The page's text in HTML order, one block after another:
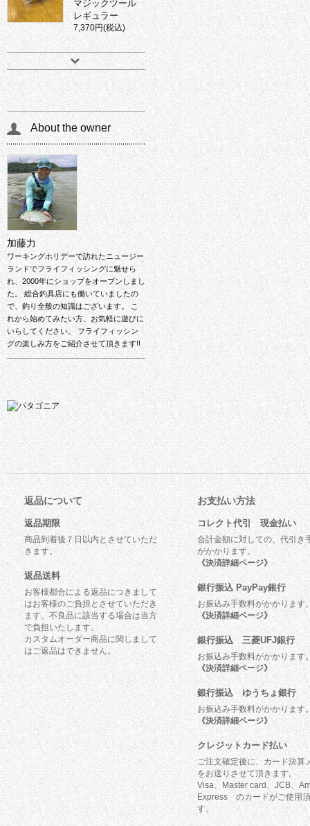
マジックツール
レギュラー
7,370円(税込)
About the owner
加藤力
ワーキングホリデーで訪れたニュージー
ランドでフライフィッシングに魅せら
れ、2000年にショップをオープンしまし
た。 総合釣具店にも働いていましたの
で、釣り全般の知識はございます。 こ
れから始めてみたい方、お気軽に遊びに
いらしてください。 フライフィッシン
グの楽しみ方をご紹介させて頂きます!!
返品について
返品期限
商品到着後７日以内とさせていただ
きます。
返品送料
お客様都合による返品につきまして
はお客様のご負担とさせていただき
ます。不良品に該当する場合は当方
で負担いたします。
カスタムオーダー商品に関しまして
はご返品はできません。
お支払い方法
コレクト代引 現金払い
合計金額に対しての、代引き
がかかります。
《決済詳細ページ》
銀行振込 PayPay銀行
お振込み手数料がかかります
《決済詳細ページ》
銀行振込 三菱UFJ銀行
お振込み手数料がかかります
《決済詳細ページ》
銀行振込 ゆうちょ銀行
お振込み手数料がかかります
《決済詳細ページ》
クレジットカード払い
ご注文確定後に、カード決算
をお送りさせて頂きます。
Visa、Master card、JCB、
Express のカードがご使用
す。